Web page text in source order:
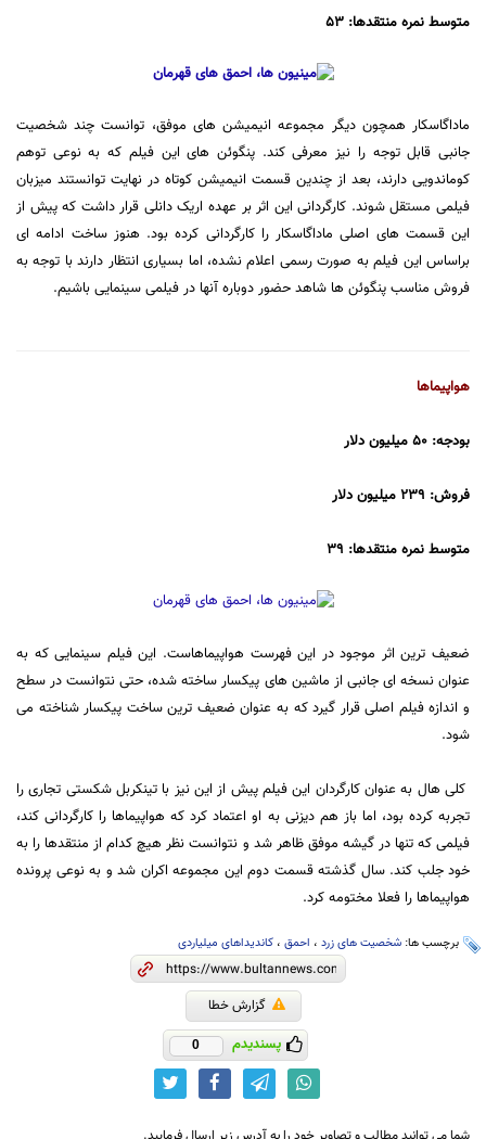
متوسط نمره منتقدها: 53
ماداگاسکار همچون دیگر مجموعه انیمیشن های موفق، توانست چند شخصیت
جانبی قابل توجه را نیز معرفی کند. پنگوئن های این فیلم که به نوعی توهم
کوماندویی دارند، بعد از چندین قسمت انیمیشن کوتاه در نهایت توانستند میزبان
فیلمی مستقل شوند. کارگردانی این اثر بر عهده اریک دانلی قرار داشت که پیش از
این قسمت های اصلی ماداگاسکار را کارگردانی کرده بود. هنوز ساخت ادامه ای
براساس این فیلم به صورت رسمی اعلام نشده، اما بسیاری انتظار دارند با توجه به
فروش مناسب پنگوئن ها شاهد حضور دوباره آنها در فیلمی سینمایی باشیم.
هواپیماها
بودجه: 50 میلیون دلار
فروش: 239 میلیون دلار
متوسط نمره منتقدها: 39
ضعیف ترین اثر موجود در این فهرست هواپیماهاست. این فیلم سینمایی که به
عنوان نسخه ای جانبی از ماشین های پیکسار ساخته شده، حتی نتوانست در سطح
و اندازه فیلم اصلی قرار گیرد که به عنوان ضعیف ترین ساخت پیکسار شناخته می
شود.
کلی هال به عنوان کارگردان این فیلم پیش از این نیز با تینکربل شکستی تجاری را
تجربه کرده بود، اما باز هم دیزنی به او اعتماد کرد که هواپیماها را کارگردانی کند،
فیلمی که تنها در گیشه موفق ظاهر شد و نتوانست نظر هیچ کدام از منتقدها را به
خود جلب کند. سال گذشته قسمت دوم این مجموعه اکران شد و به نوعی پرونده
هواپیماها را فعلا مختومه کرد.
برچسب ها: شخصیت های زرد ، احمق ، کاندیداهای میلیاردی
گزارش خطا
پسندیدم 0